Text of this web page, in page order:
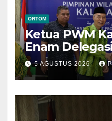
ORTOM
Ketua PWM
Enam
Menuju
Semarang
5 AGUSTUS 2026